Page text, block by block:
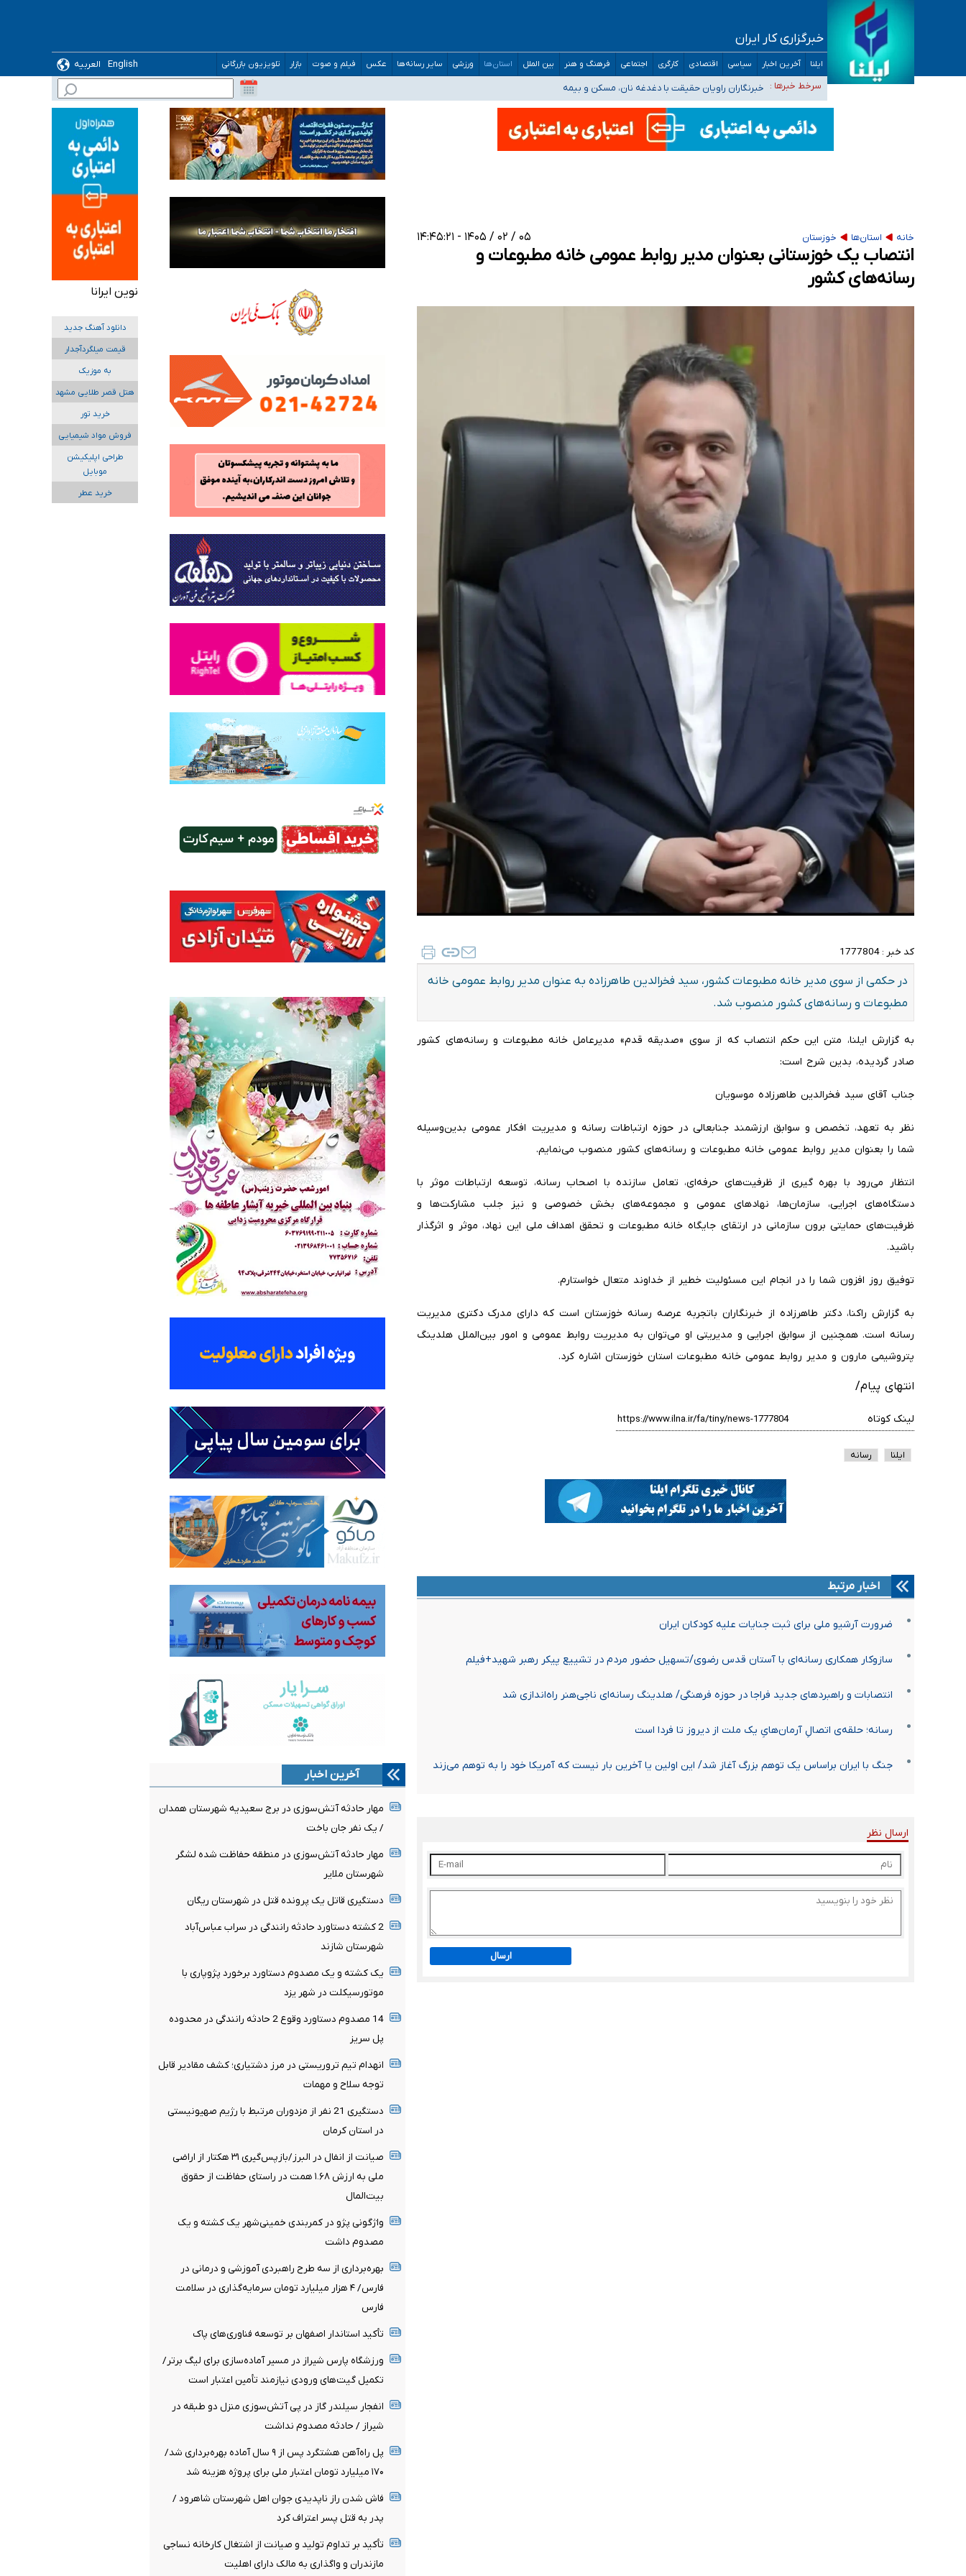
خبرگزاری کار ایران
ایلنا آخرین اخبار سیاسی اقتصادی کارگری اجتماعی فرهنگ و هنر بین الملل استان‌ها ورزشی سایر رسانه‌ها عکس فیلم و صوت بازار تلویزیون بازرگانی English
العربیه
سرخط خبرها :
تعویق آزمون ورودی دکترای تخصصی فرماندهی صحنه عملیات و دکترای تخصصی جغرافیای نظامی دافوس آجا
خبرنگاران راویان حقیقت با دغدغه نان، مسکن و بیمه
آخرین وضعیت شیوع عفونت‌های تنفسی در کشور/ خوزستان و کرمان بالاتر از آستانه هشدار
هیچ پرستاری بازداشت یا اخراج نشده است/ از رئیس جمهور خواستیم ورود کند
ثبت‌نام بخش عمده دانش‌آموزان مدارس ایرانی امارات در کشور/ درباره محصلان باقی‌مانده در دبی متناسب با شرایط جدید تصمیم‌گیری می‌شود
خانه استان‌ها خوزستان ۰۵ / ۰۲ / ۱۴۰۵ - ۱۴:۴۵:۲۱
انتصاب یک خوزستانی بعنوان مدیر روابط عمومی خانه مطبوعات و
رسانه‌های کشور
کد خبر : 1777804
در حکمی از سوی مدیر خانه مطبوعات کشور، سید فخرالدین طاهرزاده به عنوان مدیر روابط ‌عمومی خانه
مطبوعات و رسانه‌های کشور منصوب شد.
به گزارش ایلنا، متن این حکم انتصاب که از سوی «صدیقه قدم» مدیرعامل خانه مطبوعات و رسانه‌های کشور
صادر گردیده، بدین شرح است:
جناب آقای سید فخرالدین طاهرزاده موسویان
نظر به تعهد، تخصص و سوابق ارزشمند جنابعالی در حوزه ارتباطات رسانه‌ و مدیریت افکار عمومی بدین‌وسیله
شما را بعنوان مدیر روابط عمومی خانه مطبوعات و رسانه‌های کشور منصوب می‌نمایم.
انتظار می‌رود با بهره گیری از ظرفیت‌های حرفه‌ای، تعامل سازنده با اصحاب رسانه، توسعه ارتباطات موثر با
دستگاه‌های اجرایی، سازمان‌ها، نهادهای عمومی و مجموعه‌های بخش خصوصی و نیز جلب مشارکت‌ها و
ظرفیت‌های حمایتی برون سازمانی در ارتقای جایگاه خانه مطبوعات و تحقق اهداف ملی این نهاد، موثر و اثرگذار
باشید.
توفیق روز افزون شما را در انجام این مسئولیت خطیر از خداوند متعال خواستارم.
به گزارش راکنا، دکتر طاهرزاده از خبرنگاران باتجربه عرصه رسانه خوزستان است که دارای مدرک دکتری مدیریت
رسانه است. همچنین از سوابق اجرایی و مدیریتی او می‌توان به مدیریت روابط عمومی و امور بین‌الملل هلدینگ
پتروشیمی مارون و مدیر روابط عمومی خانه مطبوعات استان خوزستان اشاره کرد.
انتهای پیام/
لینک کوتاه
ایلنا رسانه
اخبار مرتبط
ضرورت آرشیو ملی برای ثبت جنایات علیه کودکان ایران
سازوکار همکاری رسانه‌‌ای با آستان قدس رضوی/تسهیل حضور مردم در تشییع پیکر رهبر شهید+فیلم
انتصابات و راهبردهای جدید فراجا در حوزه فرهنگی/ هلدینگ رسانه‌ای ناجی‌هنر راه‌اندازی شد
رسانه؛ حلقه‌ی اتصالِ آرمان‌هایِ یک ملت از دیروز تا فردا است
جنگ با ایران براساس یک توهم بزرگ آغاز شد/ این اولین یا آخرین بار نیست که آمریکا خود را به توهم می‌زند
ارسال نظر
ارسال
آخرین اخبار
مهار حادثه آتش‌سوزی در برج سعیدیه شهرستان همدان
/ یک نفر جان باخت
مهار حادثه آتش‌سوزی در منطقه حفاظت شده لشگر
شهرستان ملایر
دستگیری قاتل یک پرونده قتل در شهرستان ریگان
2 کشته دستاورد حادثه رانندگی در سراب عباس‌آباد
شهرستان شازند
یک کشته و یک مصدوم دستاورد برخورد پژوپاری با
موتورسیکلت در شهر یزد
14 مصدوم دستاورد وقوع 2 حادثه رانندگی در محدوده
پل سریز
انهدام تیم تروریستی در مرز دشتیاری؛ کشف مقادیر قابل
توجه سلاح و مهمات
دستگیری 21 نفر از مزدوران مرتبط با رژیم صهیونیستی
در استان کرمان
صیانت از انفال در البرز/بازپس‌گیری ۳۱ هکتار از اراضی
ملی به ارزش ۱.۶۸ همت در راستای حفاظت از حقوق
بیت‌المال
واژگونی پژو در کمربندی خمینی‌شهر یک کشته و یک
مصدوم داشت
بهره‌برداری از سه طرح راهبردی آموزشی و درمانی در
فارس/ ۴ هزار میلیارد تومان سرمایه‌گذاری در سلامت
فارس
تأکید استاندار اصفهان بر توسعه فناوری‌های پاک
ورزشگاه پارس شیراز در مسیر آماده‌سازی برای لیگ برتر/
تکمیل گیت‌های ورودی نیازمند تأمین اعتبار است
انفجار سیلندر گاز در پی آتش‌سوزی منزل دو طبقه در
شیراز / حادثه مصدوم نداشت
پل راه‌آهن هشتگرد پس از ۹ سال آماده بهره‌برداری شد/
۱۷۰ میلیارد تومان اعتبار ملی برای پروژه هزینه شد
فاش شدن راز ناپدیدی جوان اهل شهرستان شاهرود /
پدر به قتل پسر اعتراف کرد
تأکید بر تداوم تولید و صیانت از اشتغال کارخانه نساجی
مازندران و واگذاری به مالک دارای اهلیت
نوین ایرانا
دانلود آهنگ جدید
قیمت میلگردآجدار
به موزیک
هتل قصر طلایی مشهد
خرید تور
فروش مواد شیمیایی
طراحی اپلیکیشن
موبایل
خرید عطر